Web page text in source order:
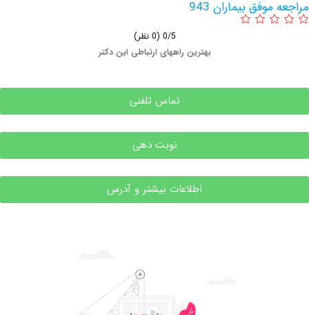
بیماران 943
بهترین راههای ارتباطی این دکتر
تماس تلفنی
نوبت دهی
اطلاعات بیشتر و آدرس